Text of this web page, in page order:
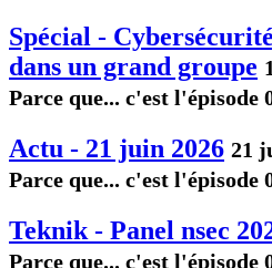
Spécial -
dans un grand groupe
Parce que... c'est l'épisode
Actu - 21 juin 2026 21
Parce que... c'est l'épisode
Teknik - Panel nsec
Parce que... c'est l'épisode